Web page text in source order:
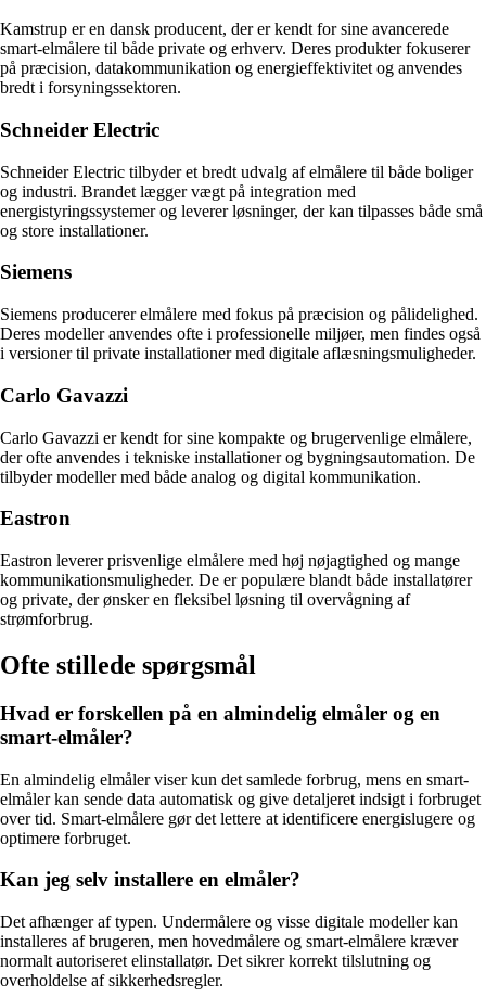
Kamstrup er en dansk producent, der er kendt for sine avancerede
smart-elmålere til både private og erhverv. Deres produkter fokuserer
på præcision, datakommunikation og energieffektivitet og anvendes
bredt i forsyningssektoren.
Schneider Electric
Schneider Electric tilbyder et bredt udvalg af elmålere til både boliger
og industri. Brandet lægger vægt på integration med
energistyringssystemer og leverer løsninger, der kan tilpasses både små
og store installationer.
Siemens
Siemens producerer elmålere med fokus på præcision og pålidelighed.
Deres modeller anvendes ofte i professionelle miljøer, men findes også
i versioner til private installationer med digitale aflæsningsmuligheder.
Carlo Gavazzi
Carlo Gavazzi er kendt for sine kompakte og brugervenlige elmålere,
der ofte anvendes i tekniske installationer og bygningsautomation. De
tilbyder modeller med både analog og digital kommunikation.
Eastron
Eastron leverer prisvenlige elmålere med høj nøjagtighed og mange
kommunikationsmuligheder. De er populære blandt både installatører
og private, der ønsker en fleksibel løsning til overvågning af
strømforbrug.
Ofte stillede spørgsmål
Hvad er forskellen på en almindelig elmåler og en
smart-elmåler?
En almindelig elmåler viser kun det samlede forbrug, mens en smart-
elmåler kan sende data automatisk og give detaljeret indsigt i forbruget
over tid. Smart-elmålere gør det lettere at identificere energislugere og
optimere forbruget.
Kan jeg selv installere en elmåler?
Det afhænger af typen. Undermålere og visse digitale modeller kan
installeres af brugeren, men hovedmålere og smart-elmålere kræver
normalt autoriseret elinstallatør. Det sikrer korrekt tilslutning og
overholdelse af sikkerhedsregler.